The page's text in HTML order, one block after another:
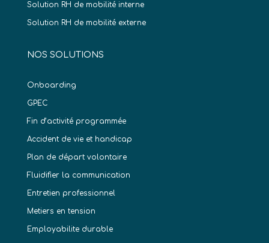
Solution RH de mobilité interne
Solution RH de mobilité externe
NOS SOLUTIONS
Onboarding
GPEC
Fin d’activité programmée
Accident de vie et handicap
Plan de départ volontaire
Fluidifier la communication
Entretien professionnel
Metiers en tension
Employabilite durable